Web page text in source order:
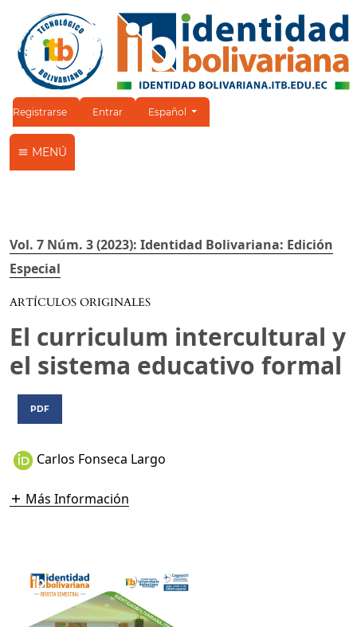
Registrarse Entrar Cambiar el idioma. El idioma actual es:
Español
MENÚ
Vol. 7 Núm. 3 (2023): Identidad Bolivariana: Edición
Especial
ARTÍCULOS ORIGINALES
El curriculum intercultural y
el sistema educativo formal
PDF
Carlos Fonseca Largo
Más Información